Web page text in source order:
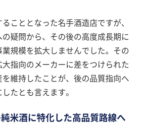
こととなった名手酒造店ですが、
疑問から、その後の高度成長期に
規模を拡大しませんでした。その
指向のメーカーに差をつけられた
維持したことが、後の品質指向へ
たとも言えます。
純米酒に特化した高品質路線へ